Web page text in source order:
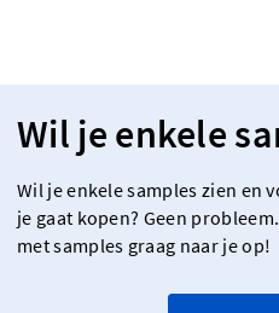
Wil je enkele
Wil je enkele samples zien en
je gaat kopen? Geen
met samples graag naar je op!